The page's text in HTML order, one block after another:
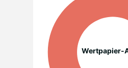
Wertpapier-